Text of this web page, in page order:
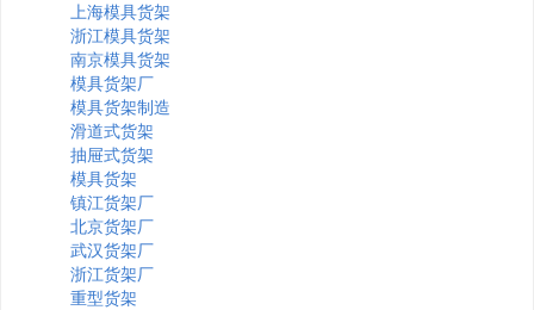
上海模具货架
浙江模具货架
南京模具货架
模具货架厂
模具货架制造
滑道式货架
抽屉式货架
模具货架
镇江货架厂
北京货架厂
武汉货架厂
浙江货架厂
重型货架